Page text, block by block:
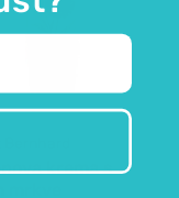
krema s